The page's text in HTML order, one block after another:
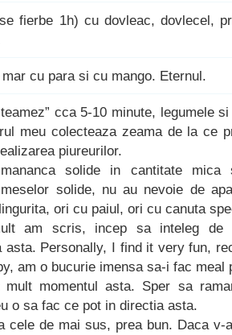
fierbe 1h) cu dovleac, dovlecel,
cu para si cu mango. Eternul.
cca 5-10 minute, legumele
meu colecteaza zeama de la ce
piureurilor.
solide in cantitate
solide, nu au nevoie de
ori cu paiul, ori cu canuta
am scris, incep sa inteleg
asta. Personally, I find it very fun,
am o bucurie imensa sa-i fac
mult momentul asta. Sper sa
o sa fac ce pot in directia asta.
cele de mai sus, prea bun. Daca